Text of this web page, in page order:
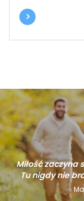
Miłość zaczyna
Tu nigdy nie